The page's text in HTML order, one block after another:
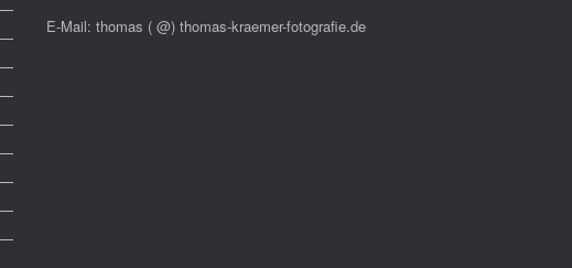
E-Mail: thomas ( @) thomas-kraemer-fotografie.de